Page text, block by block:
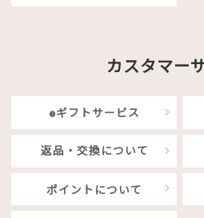
カスタマー
eギフトサービス
返品・交換について
ポイントについて